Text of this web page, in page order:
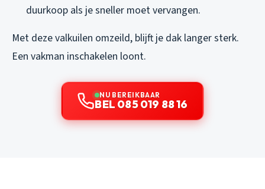
duurkoop als je sneller moet vervangen.
Met deze valkuilen omzeild, blijft je dak langer sterk.
Een vakman inschakelen loont.
NU BEREIKBAAR
BEL 085 019 88 16